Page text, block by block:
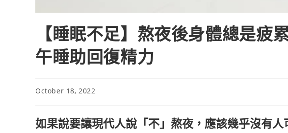
【睡眠不足】熬夜後身體總是疲
午睡助回復精力
October 18, 2022
如果說要讓現代人說「不」熬夜，應該幾乎沒有人